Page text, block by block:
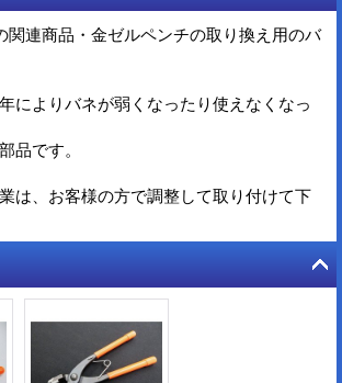
関連商品・金ゼルペンチの取り換え用のバ
によりバネが弱くなったり使えなくなっ
品です。
は、お客様の方で調整して取り付けて下